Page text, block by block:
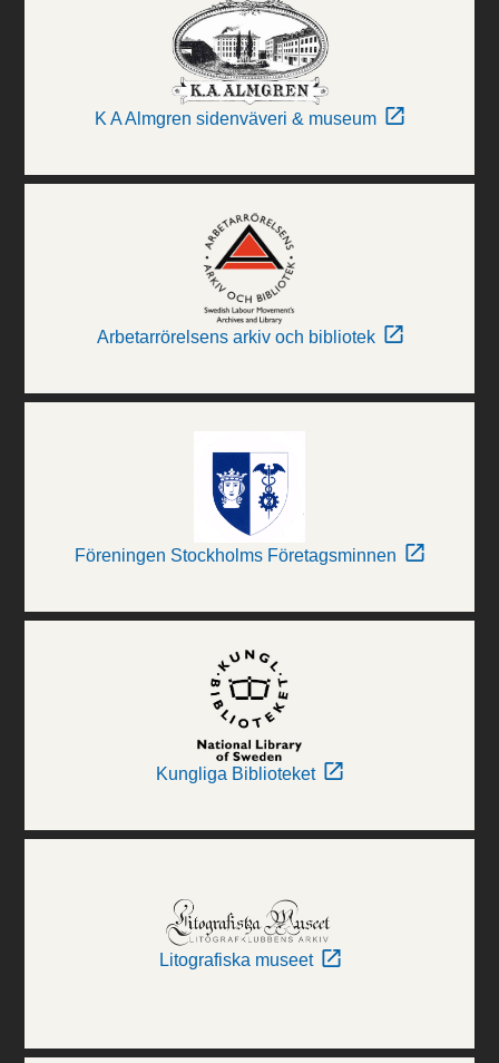
K A Almgren sidenväveri & museum
Arbetarrörelsens arkiv och bibliotek
Föreningen Stockholms Företagsminnen
Kungliga Biblioteket
Litografiska museet